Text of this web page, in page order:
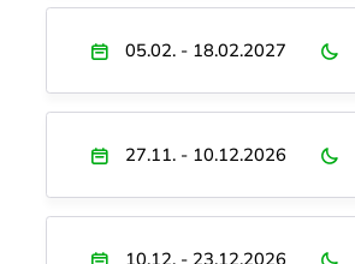
05.02. - 18.02.2027
27.11. - 10.12.2026
10.12. - 23.12.2026